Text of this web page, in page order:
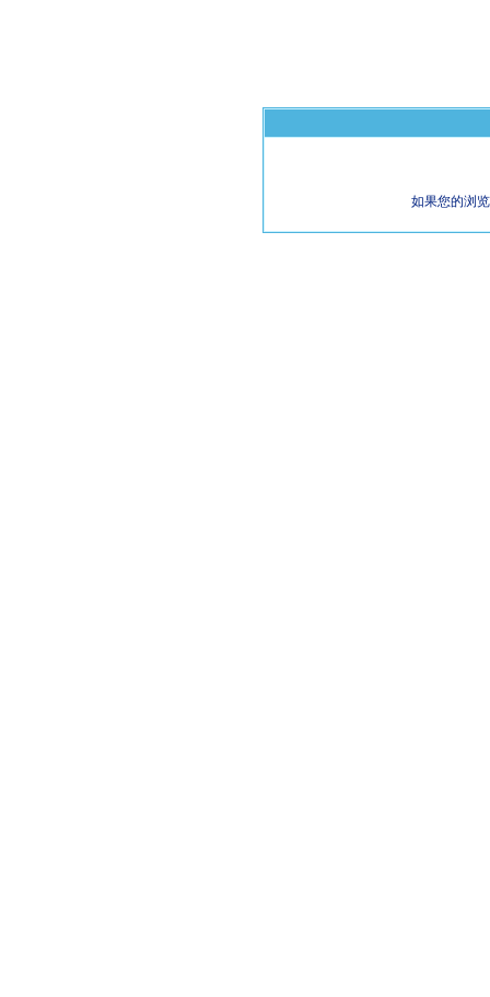
如果您的浏